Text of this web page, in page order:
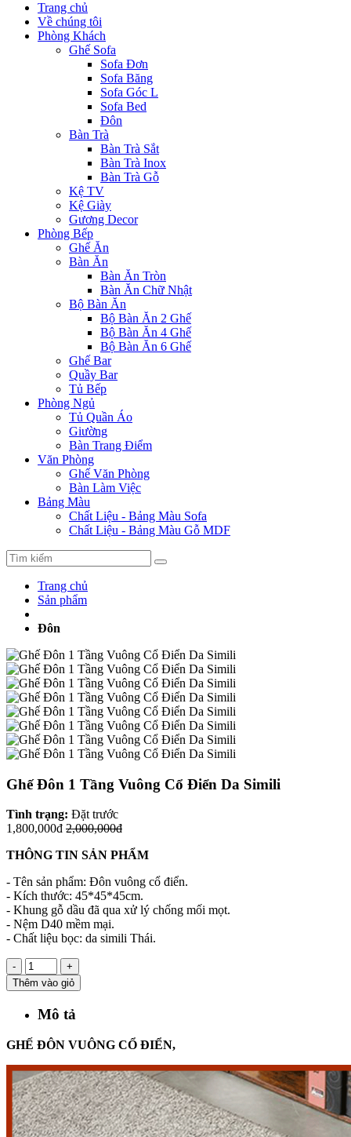
Trang chủ
Về chúng tôi
Phòng Khách
Ghế Sofa
Sofa Đơn
Sofa Băng
Sofa Góc L
Sofa Bed
Đôn
Bàn Trà
Bàn Trà Sắt
Bàn Trà Inox
Bàn Trà Gỗ
Kệ TV
Kệ Giày
Gương Decor
Phòng Bếp
Ghế Ăn
Bàn Ăn
Bàn Ăn Tròn
Bàn Ăn Chữ Nhật
Bộ Bàn Ăn
Bộ Bàn Ăn 2 Ghế
Bộ Bàn Ăn 4 Ghế
Bộ Bàn Ăn 6 Ghế
Ghế Bar
Quầy Bar
Tủ Bếp
Phòng Ngủ
Tủ Quần Áo
Giường
Bàn Trang Điểm
Văn Phòng
Ghế Văn Phòng
Bàn Làm Việc
Bảng Màu
Chất Liệu - Bảng Màu Sofa
Chất Liệu - Bảng Màu Gỗ MDF
Trang chủ
Sản phẩm
Đôn
Ghế Đôn 1 Tầng Vuông Cổ Điển Da Simili
Tình trạng: Đặt trước
1,800,000đ 2,000,000đ
THÔNG TIN SẢN PHẨM
- Tên sản phẩm: Đôn vuông cổ điển.
- Kích thước: 45*45*45cm.
- Khung gỗ dầu đã qua xử lý chống mối mọt.
- Nệm D40 mềm mại.
- Chất liệu bọc: da simili Thái.
-
+
Thêm vào giỏ
Mô tả
GHẾ ĐÔN VUÔNG CỔ ĐIỂN,